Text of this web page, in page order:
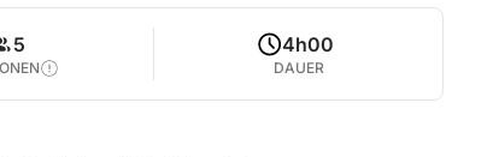
5 4h00
DAUER